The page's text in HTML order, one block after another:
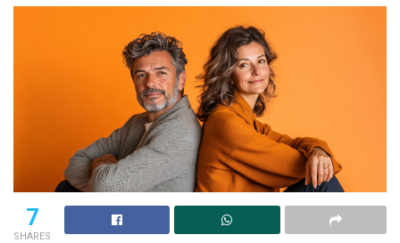
7
SHARES